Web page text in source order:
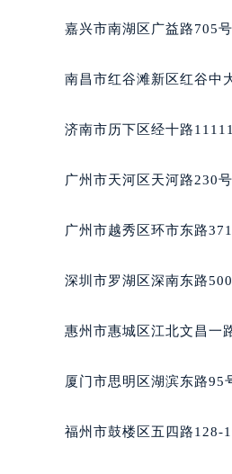
黑龙江省
黑龙江省
吉林省白
吉林省辽
吉林省四
吉林省通
辽宁省鞍
辽宁省朝
辽宁省抚
嘉兴市南湖区广益路705
南昌市红谷滩新区红谷中
济南市历下区经十路
广州市天河区天河路230
广州市越秀区环市东路
深圳市罗湖区深南东路
惠州市惠城区江北文昌一
厦门市思明区湖滨东路95
福州市鼓楼区五四路128-